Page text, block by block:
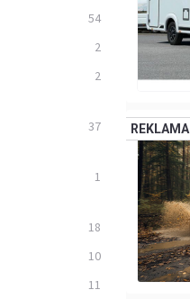
54
2
2
37
1
18
10
11
REKLAMA